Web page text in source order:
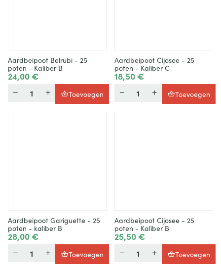
Aardbeipoot Belrubi - 25
poten - Kaliber B
24,00 €
Hoeveelheid
Toevoegen
Aardbeipoot Cijosee - 25
poten - Kaliber C
18,50 €
Hoeveelheid
Toevoegen
Aardbeipoot Gariguette - 25
poten - kaliber B
28,00 €
Hoeveelheid
Toevoegen
Aardbeipoot Cijosee - 25
poten - Kaliber B
25,50 €
Hoeveelheid
Toevoegen